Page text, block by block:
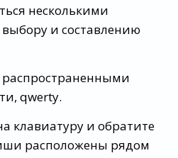
несколькими
и составлению
распространенными
qwerty.
клавиатуру и обратите
расположены рядом